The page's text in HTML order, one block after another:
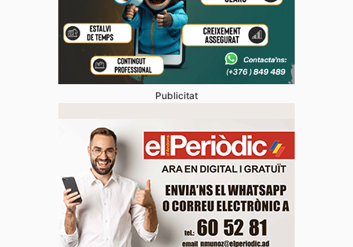
Publicitat